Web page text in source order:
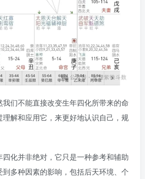
们不能直接改变生年四化所带来的命
解和应用它，来更好地认识自己，规
化并非绝对，它只是一种参考和辅助
多种因素的影响，包括后天环境、个